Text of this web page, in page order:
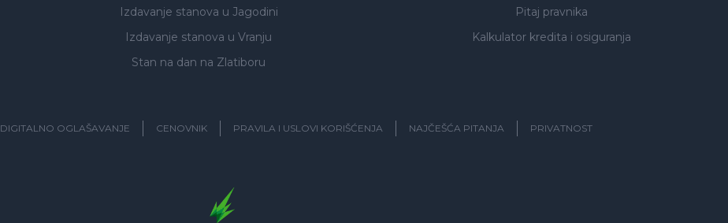
Izdavanje stanova u Jagodini
Izdavanje stanova u Vranju
Stan na dan na Zlatiboru
Pitaj pravnika
Kalkulator kredita i osiguranja
DIGITALNO OGLAŠAVANJE CENOVNIK PRAVILA I USLOVI KORIŠĆENJA NAJČEŠĆA PITANJA PRIVATNOST